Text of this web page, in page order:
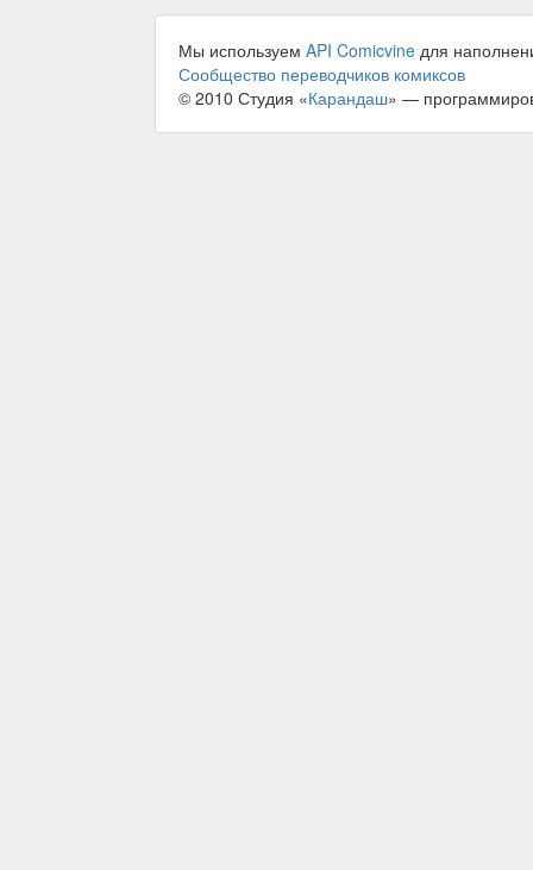
Мы используем API Comicvine для
Сообщество переводчиков комиксов
© 2010 Студия «Карандаш» —